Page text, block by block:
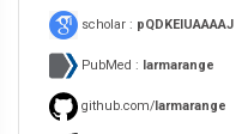
scholar : pQDKEIUAAAAJ
PubMed : larmarange
github.com/larmarange